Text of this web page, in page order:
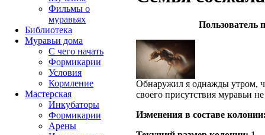
Пользователь
Обнаружил я однажды утром,
своего присутствия муравьи
Изменения в составе
Фильмы о
муравьях
Библиотека
Муравьи дома
С чего начать
Формикарии
Условия
Кормление
Мастерская
Инкубаторы
Формикарии
Арены